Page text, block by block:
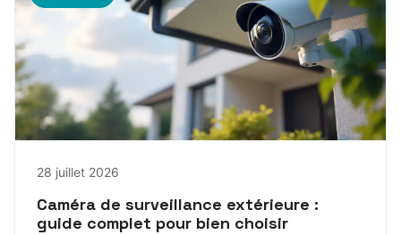
28 juillet 2026
Caméra de surveillance extérieure :
guide complet pour bien choisir